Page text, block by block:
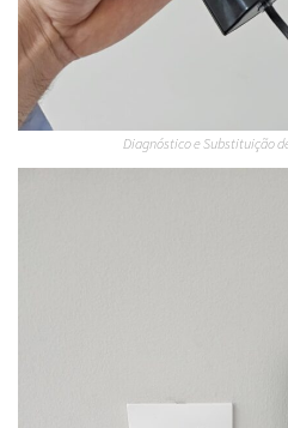
Diagnóstico e Substituição